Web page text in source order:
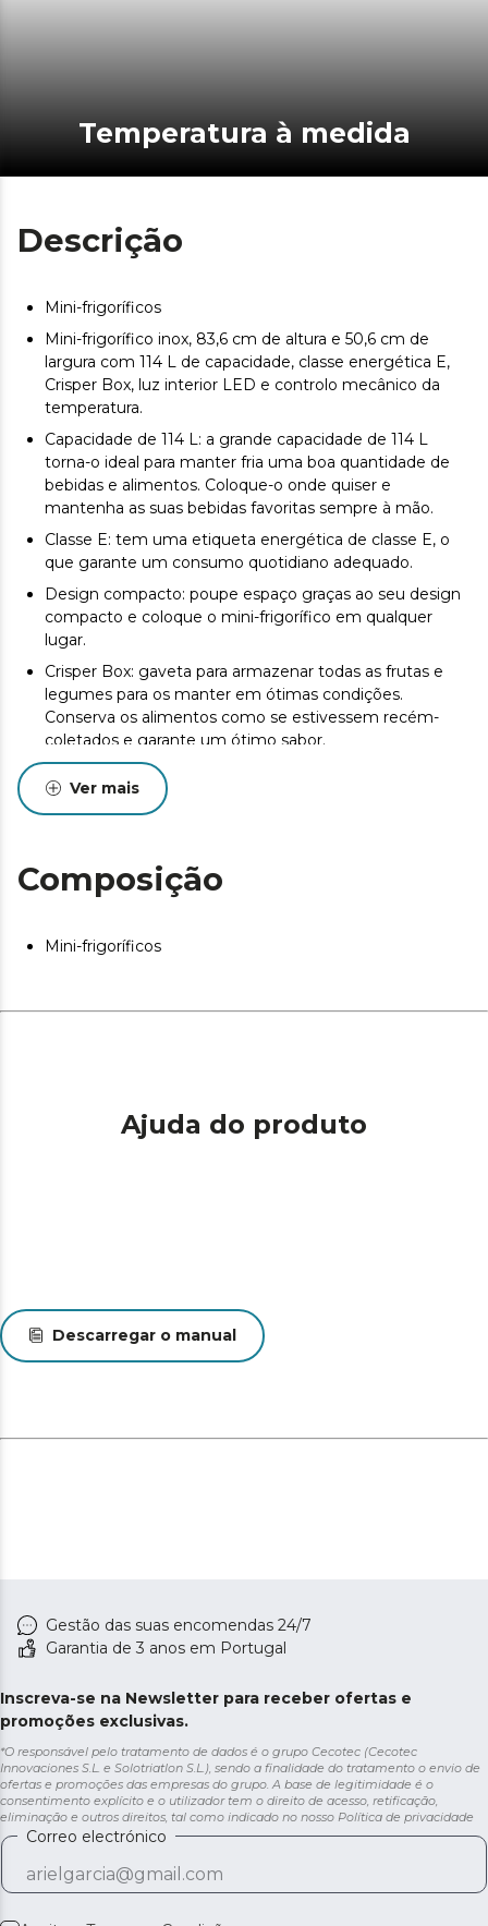
Temperatura à medida
Descrição
Mini-frigoríficos
Mini-frigorífico inox, 83,6 cm de altura e 50,6 cm de
largura com 114 L de capacidade, classe energética E,
Crisper Box, luz interior LED e controlo mecânico da
temperatura.
Capacidade de 114 L: a grande capacidade de 114 L
torna-o ideal para manter fria uma boa quantidade de
bebidas e alimentos. Coloque-o onde quiser e
mantenha as suas bebidas favoritas sempre à mão.
Classe E: tem uma etiqueta energética de classe E, o
que garante um consumo quotidiano adequado.
Design compacto: poupe espaço graças ao seu design
compacto e coloque o mini-frigorífico em qualquer
lugar.
Crisper Box: gaveta para armazenar todas as frutas e
legumes para os manter em ótimas condições.
Conserva os alimentos como se estivessem recém-
coletados e garante um ótimo sabor.
Luz LED: visualize o interior do frigorífico a qualquer
momento, sempre que o abrir.
automaticamente as gotas de água geradas para um
dreno, para que se evaporem mais tarde.
espaço, selecionando o lado da porta a partir do qual
Ver mais
Composição
Mini-frigoríficos
Ajuda do produto
Descarregar o manual
Gestão das suas encomendas 24/7
Garantia de 3 anos em Portugal
Inscreva-se na Newsletter para receber ofertas e
promoções exclusivas.
*O responsável pelo tratamento de dados é o grupo Cecotec (Cecotec
Innovaciones S.L. e Solotriatlon S.L.), sendo a finalidade do tratamento o envio de
ofertas e promoções das empresas do grupo. A base de legitimidade é o
consentimento explícito e o utilizador tem o direito de acesso, retificação,
eliminação e outros direitos, tal como indicado no nosso Política de privacidade
Correo electrónico